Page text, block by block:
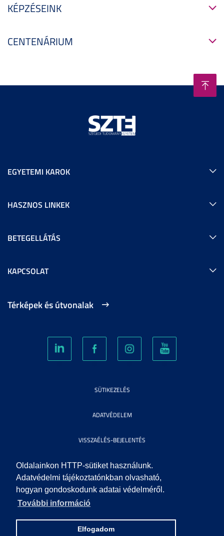
Oldalainkon HTTP-sütiket használunk.
Adatvédelmi tájékoztatónkban olvasható,
hogyan gondoskodunk adatai védelméről.
További információ
Elfogadom
KÉPZÉSEINK
CENTENÁRIUM
EGYETEMI KAROK
HASZNOS LINKEK
BETEGELLÁTÁS
KAPCSOLAT
Térképek és útvonalak
SÜTIKEZELÉS
ADATVÉDELEM
VISSZAÉLÉS-BEJELENTÉS
KÖZÉRDEKŰ ADATOK
IMPRESSZUM